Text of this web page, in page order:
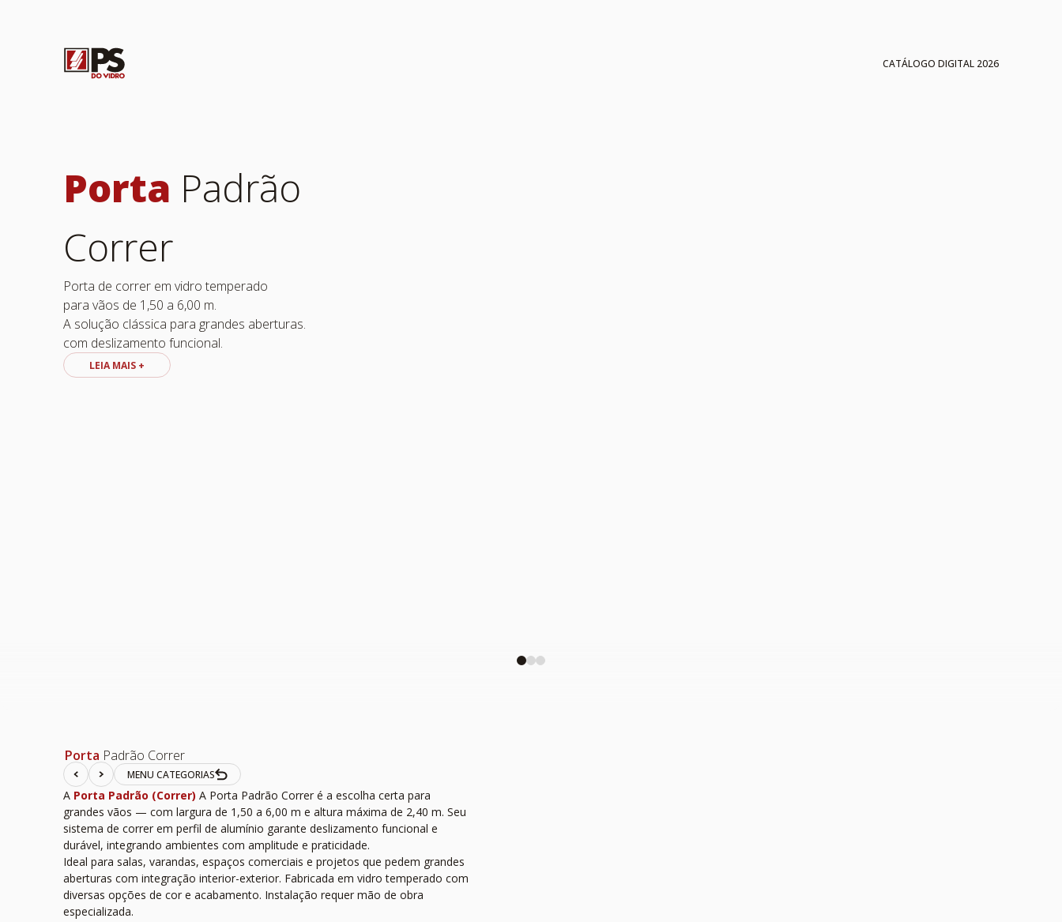
CATÁLOGO DIGITAL 2026
Porta Padrão
Correr
Porta de correr em vidro temperado
para vãos de 1,50 a 6,00 m.
A solução clássica para grandes aberturas.
com deslizamento funcional.
LEIA MAIS +
Porta Padrão Correr
MENU CATEGORIAS
A Porta Padrão (Correr) A Porta Padrão Correr é a escolha certa para
grandes vãos — com largura de 1,50 a 6,00 m e altura máxima de 2,40 m. Seu
sistema de correr em perfil de alumínio garante deslizamento funcional e
durável, integrando ambientes com amplitude e praticidade.
Ideal para salas, varandas, espaços comerciais e projetos que pedem grandes
aberturas com integração interior-exterior. Fabricada em vidro temperado com
diversas opções de cor e acabamento. Instalação requer mão de obra
especializada.